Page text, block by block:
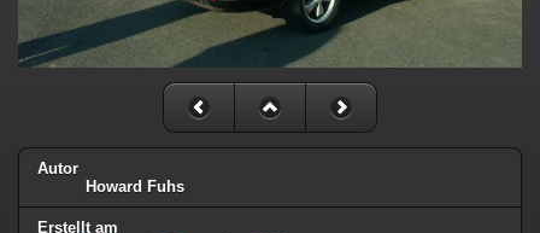
Autor
Howard Fuhs
Erstellt am